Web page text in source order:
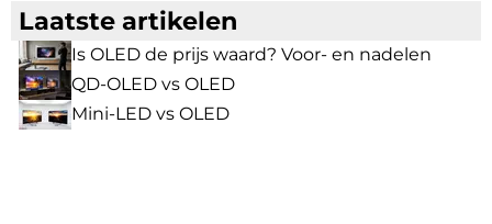
Laatste artikelen
Is OLED de prijs waard? Voor- en nadelen
QD-OLED vs OLED
Mini-LED vs OLED